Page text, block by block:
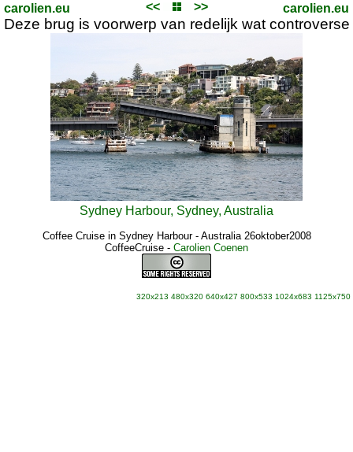
carolien.eu << >> carolien.eu
Deze brug is voorwerp van redelijk wat controverse
Sydney Harbour, Sydney, Australia
Coffee Cruise in Sydney Harbour - Australia 26oktober2008
CoffeeCruise - Carolien Coenen
320x213 480x320 640x427 800x533 1024x683 1125x750